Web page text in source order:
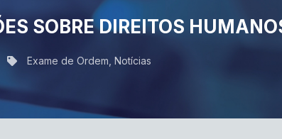
SOBRE DIREITOS
Exame de Ordem Notícias